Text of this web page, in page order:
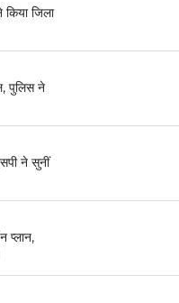
जिला
पुलिस ने
ने सुनीं
प्लान,